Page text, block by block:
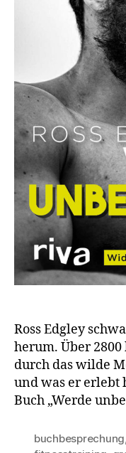
Ross Edgley
herum. Über
durch das wilde
und was er erlebt
Buch „Werde
buchbesprechung,